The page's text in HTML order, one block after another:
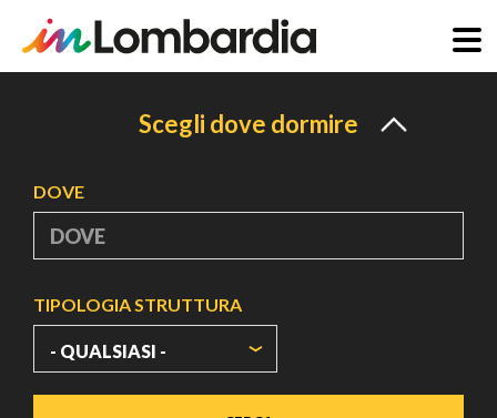
Scegli dove dormire
DOVE
TIPOLOGIA STRUTTURA